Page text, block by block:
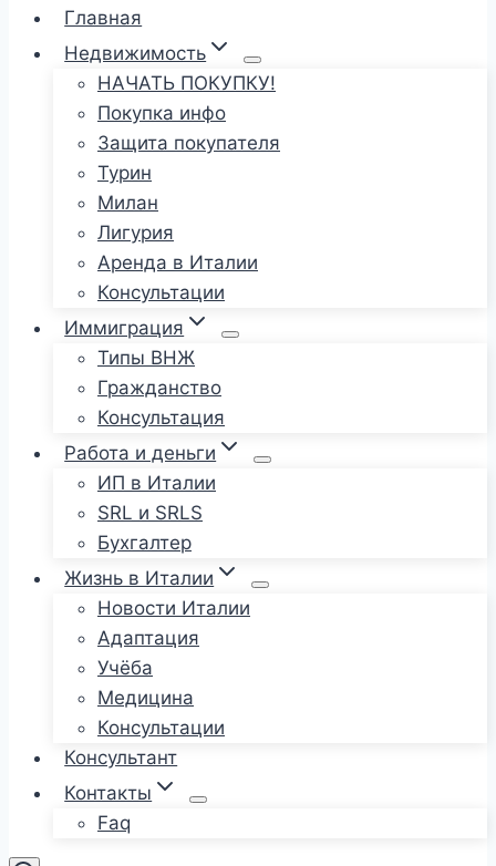
Главная
Недвижимость
НАЧАТЬ ПОКУПКУ!
Покупка инфо
Защита покупателя
Турин
Милан
Лигурия
Аренда в Италии
Консультации
Иммиграция
Типы ВНЖ
Гражданство
Консультация
Работа и деньги
ИП в Италии
SRL и SRLS
Бухгалтер
Жизнь в Италии
Новости Италии
Адаптация
Учёба
Медицина
Консультации
Консультант
Контакты
Faq